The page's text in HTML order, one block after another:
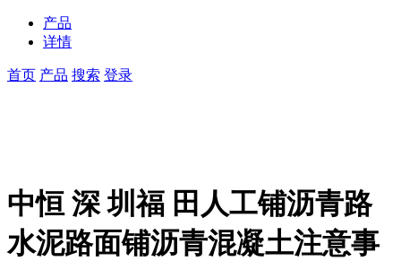
产品
详情
首页 产品 搜索 登录
中恒 深 圳福 田人工铺沥青路
水泥路面铺沥青混凝土注意事